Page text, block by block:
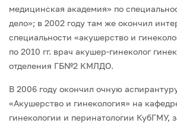
медицинская академия» по
дело»; в 2002 году там же окончил
специальности «акушерство и
по 2010 гг. врач акушер-гинеколог
отделения ГБ№2 КМЛДО.
В 2006 году окончил очную
«Акушерство и гинекология» на
гинекологии и перинатологии КубГМУ,